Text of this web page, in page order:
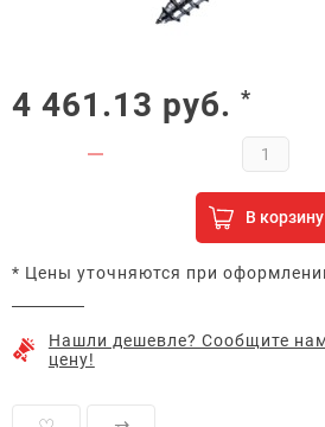
4 461.13 руб. *
В корзину
* Цены уточняются при
Нашли дешевле? Сообщите
цену!